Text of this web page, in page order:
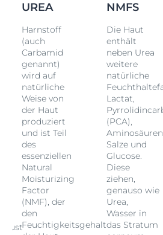
UREA
Harnstoff
(auch
Carbamid
genannt)
wird auf
natürliche
Weise von
der Haut
produziert
und ist Teil
des
essenziellen
Natural
Moisturizing
Factor
(NMF), der
den
Feuchtigkeitsgehalt
NMFS
Die Haut
enthält
neben Urea
weitere
natürliche
Lactat,
(PCA),
Salze und
Glucose.
Diese
ziehen,
genauso wie
Urea,
Wasser in
das Stratum